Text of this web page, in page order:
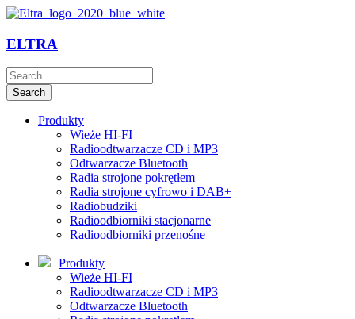
ELTRA
Produkty
Wieże HI-FI
Radioodtwarzacze CD i MP3
Odtwarzacze Bluetooth
Radia strojone pokrętłem
Radia strojone cyfrowo i DAB+
Radiobudziki
Radioodbiorniki stacjonarne
Radioodbiorniki przenośne
Produkty
Wieże HI-FI
Radioodtwarzacze CD i MP3
Odtwarzacze Bluetooth